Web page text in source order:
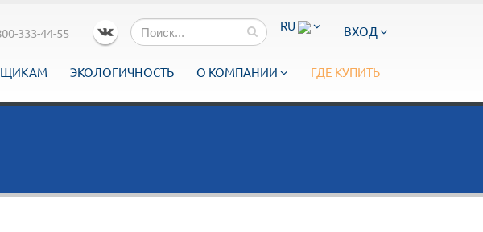
RU ВХОД
333-44-55
ЭКОЛОГИЧНОСТЬ О КОМПАНИИ ГДЕ КУПИТЬ